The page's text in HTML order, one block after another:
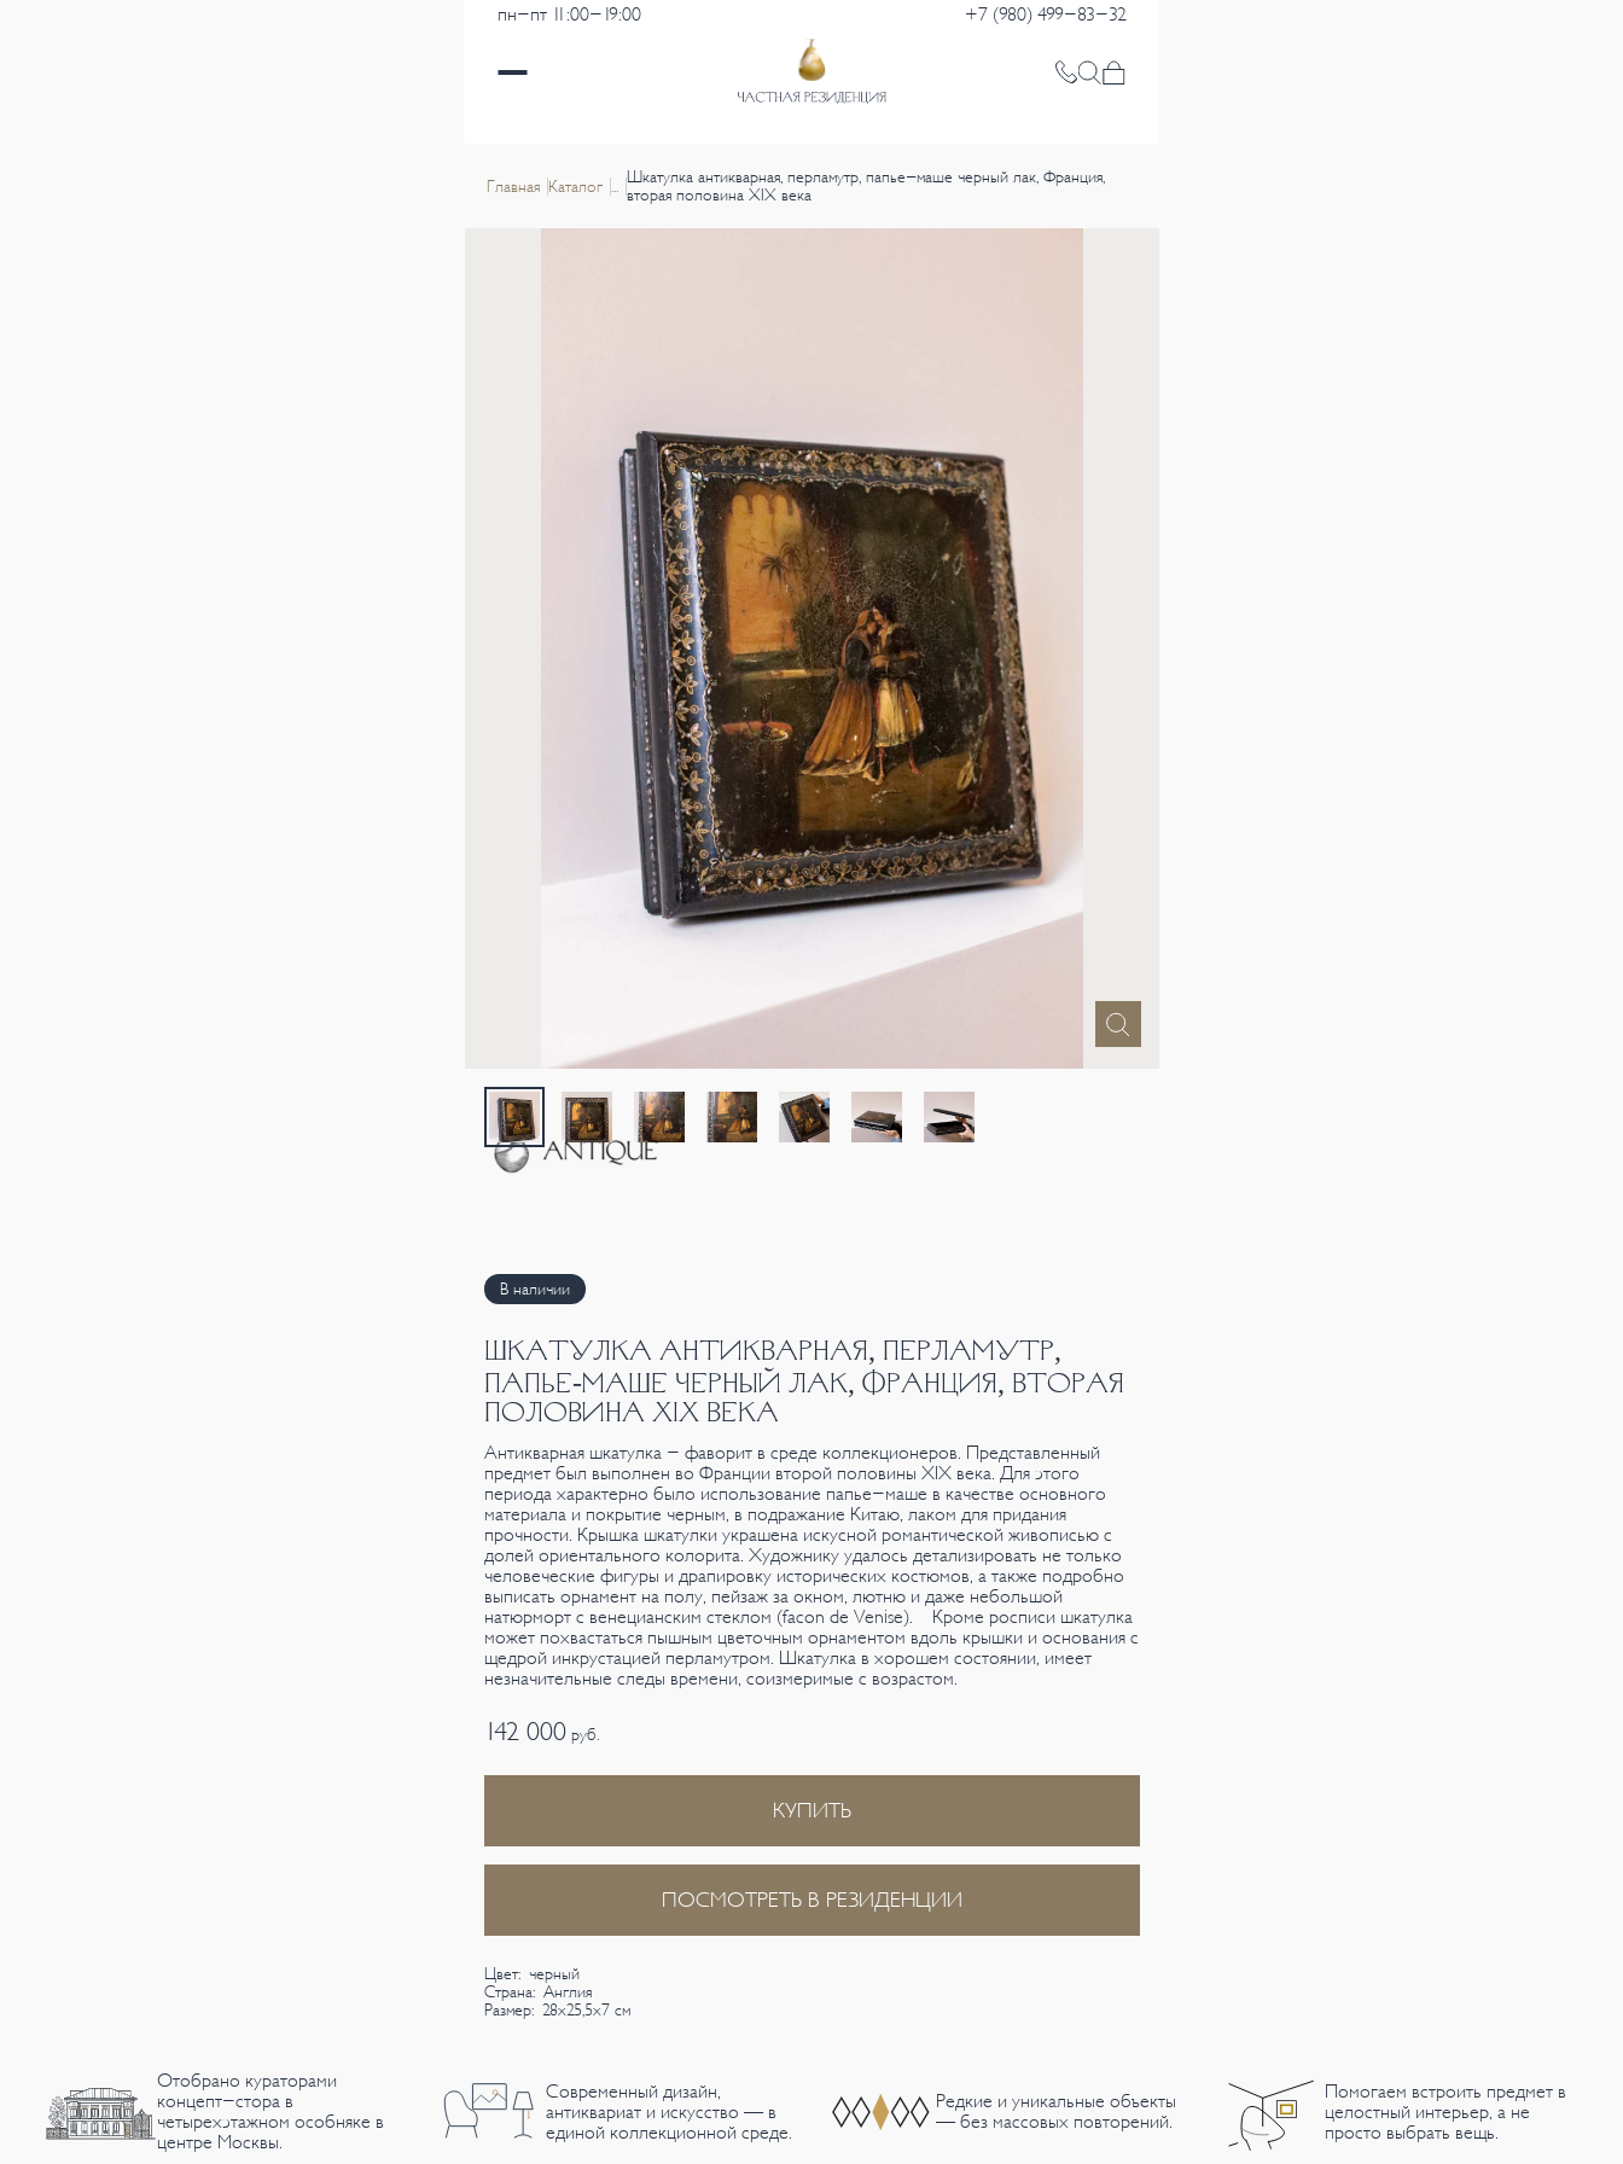
пн-пт 11:00-19:00 +7 (980) 499-83-32
Главная Каталог
Шкатулка антикварная, перламутр, папье-маше черный лак, Франция,
вторая половина XIX века
В наличии
ШКАТУЛКА АНТИКВАРНАЯ, ПЕРЛАМУТР,
ПАПЬЕ-МАШЕ ЧЕРНЫЙ ЛАК, ФРАНЦИЯ, ВТОРАЯ
ПОЛОВИНА XIX ВЕКА
Антикварная шкатулка - фаворит в среде коллекционеров. Представленный
предмет был выполнен во Франции второй половины XIX века. Для этого
периода характерно было использование папье-маше в качестве основного
материала и покрытие черным, в подражание Китаю, лаком для придания
прочности. Крышка шкатулки украшена искусной романтической живописью с
долей ориентального колорита. Художнику удалось детализировать не только
человеческие фигуры и драпировку исторических костюмов, а также подробно
выписать орнамент на полу, пейзаж за окном, лютню и даже небольшой
натюрморт с венецианским стеклом (facon de Venisе). Кроме росписи шкатулка
может похвастаться пышным цветочным орнаментом вдоль крышки и основания с
щедрой инкрустацией перламутром. Шкатулка в хорошем состоянии, имеет
незначительные следы времени, соизмеримые с возрастом.
142 000руб.
КУПИТЬ
ПОСМОТРЕТЬ В РЕЗИДЕНЦИИ
Цвет: черный
Страна: Англия
Размер: 28х25,5х7 см
Отобрано кураторами
концепт-стора в
четырехэтажном особняке в
центре Москвы.
Современный дизайн,
антиквариат и искусство — в
единой коллекционной среде.
Редкие и уникальные объекты
— без массовых повторений.
Помогаем встроить предмет в
целостный интерьер, а не
просто выбрать вещь.